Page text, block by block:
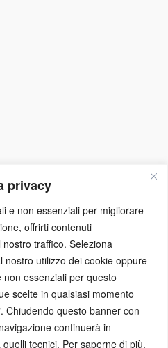
privacy
e non essenziali per migliorare
offrirti contenuti
traffico. Seleziona
nostro utilizzo dei cookie oppure
non essenziali per questo
scelte in qualsiasi momento
Chiudendo questo banner con
continuerà in
tecnici. Per saperne di più,